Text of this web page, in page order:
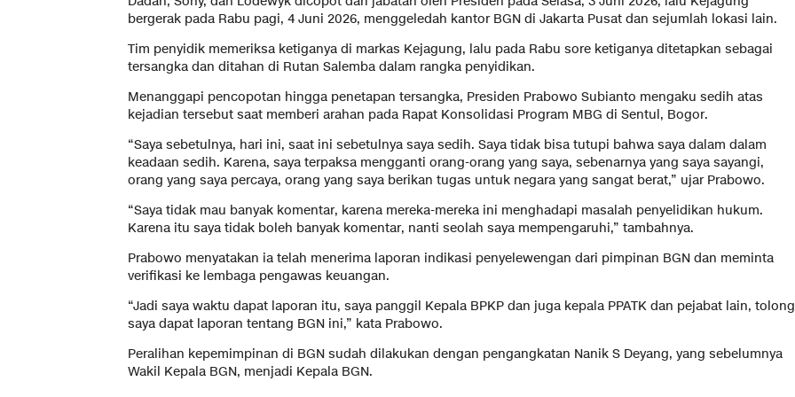
bergerak pada Rabu pagi, 4 Juni 2026, menggeledah kantor BGN di Jakarta Pusat dan sejumlah lokasi lain.
Tim penyidik memeriksa ketiganya di markas Kejagung, lalu pada Rabu sore ketiganya ditetapkan sebagai
tersangka dan ditahan di Rutan Salemba dalam rangka penyidikan.
Menanggapi pencopotan hingga penetapan tersangka, Presiden Prabowo Subianto mengaku sedih atas
kejadian tersebut saat memberi arahan pada Rapat Konsolidasi Program MBG di Sentul, Bogor.
“Saya sebetulnya, hari ini, saat ini sebetulnya saya sedih. Saya tidak bisa tutupi bahwa saya dalam dalam
keadaan sedih. Karena, saya terpaksa mengganti orang-orang yang saya, sebenarnya yang saya sayangi,
orang yang saya percaya, orang yang saya berikan tugas untuk negara yang sangat berat,” ujar Prabowo.
“Saya tidak mau banyak komentar, karena mereka-mereka ini menghadapi masalah penyelidikan hukum.
Karena itu saya tidak boleh banyak komentar, nanti seolah saya mempengaruhi,” tambahnya.
Prabowo menyatakan ia telah menerima laporan indikasi penyelewengan dari pimpinan BGN dan meminta
verifikasi ke lembaga pengawas keuangan.
“Jadi saya waktu dapat laporan itu, saya panggil Kepala BPKP dan juga kepala PPATK dan pejabat lain, tolong
saya dapat laporan tentang BGN ini,” kata Prabowo.
Peralihan kepemimpinan di BGN sudah dilakukan dengan pengangkatan Nanik S Deyang, yang sebelumnya
Wakil Kepala BGN, menjadi Kepala BGN.